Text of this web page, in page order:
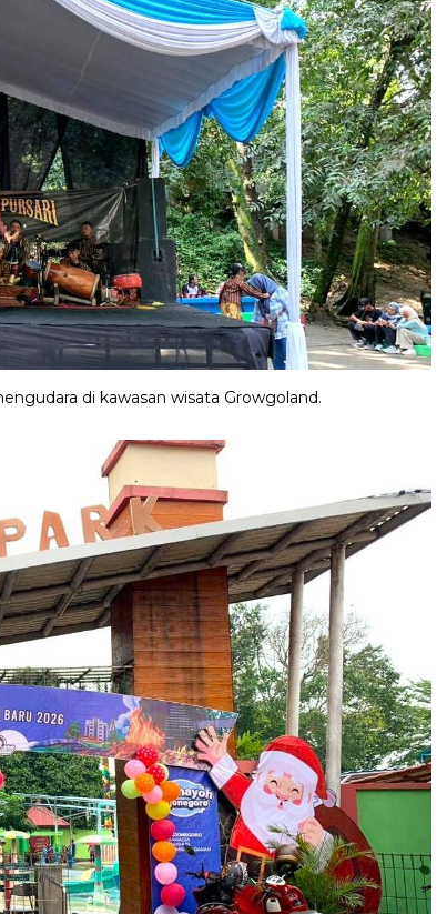
di kawasan wisata Growgoland.